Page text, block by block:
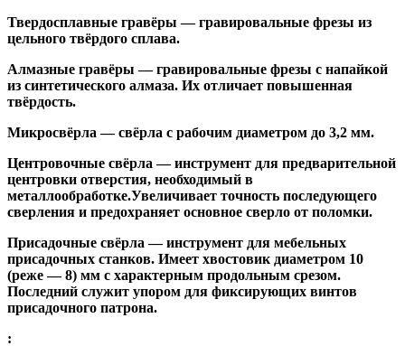
Твердосплавные гравёры — гравировальные фрезы из
цельного твёрдого сплава.
Алмазные гравёры — гравировальные фрезы с напайкой
из синтетического алмаза. Их отличает повышенная
твёрдость.
Микросвёрла — свёрла с рабочим диаметром до 3,2 мм.
Центровочные свёрла — инструмент для предварительной
центровки отверстия, необходимый в
металлообработке.Увеличивает точность последующего
сверления и предохраняет основное сверло от поломки.
Присадочные свёрла — инструмент для мебельных
присадочных станков. Имеет хвостовик диаметром 10
(реже — 8) мм с характерным продольным срезом.
Последний служит упором для фиксирующих винтов
присадочного патрона.
: